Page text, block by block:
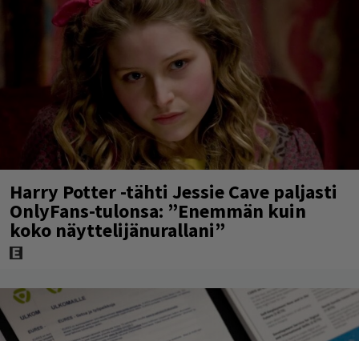
Harry Potter -tähti Jessie Cave paljasti
OnlyFans-tulonsa: ”Enemmän kuin
koko näyttelijänurallani”